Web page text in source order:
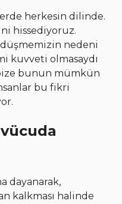
herkesin dilinde.
hissediyoruz.
düşmemizin nedeni
kuvveti olmasaydı
bunun mümkün
bu fikri
dayanarak,
kalkması halinde